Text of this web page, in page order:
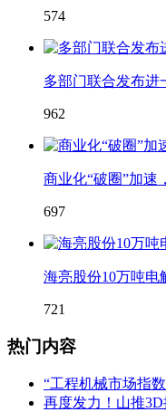
574
多部门联合发布进
962
商业化“破圈”加速
697
海亮股份10万吨电
721
热门内容
“工程机械市场指
再度发力！山推